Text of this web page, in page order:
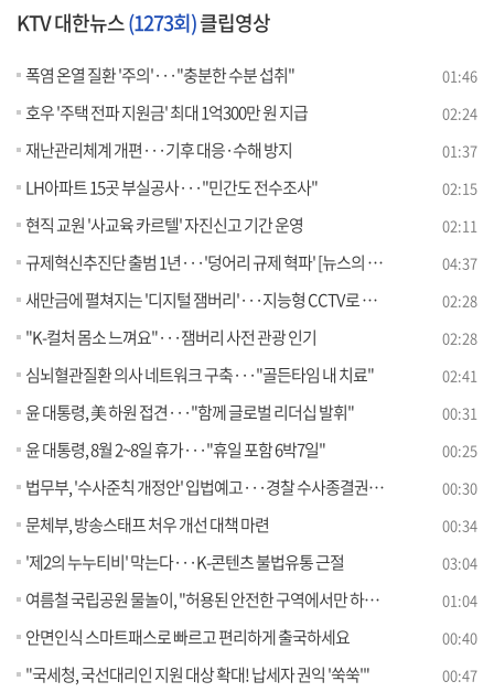
KTV 대한뉴스(1273회)클립영상
폭염 온열 질환 '주의'···"충분한 수분 섭취" 01:46
호우 '주택 전파 지원금' 최대 1억300만 원 지급 02:24
재난관리체계 개편···기후 대응·수해 방지 01:37
LH아파트 15곳 부실공사···"민간도 전수조사" 02:15
현직 교원 '사교육 카르텔' 자진신고 기간 운영 02:11
규제혁신추진단 출범 1년···'덩어리 규제 혁파' [뉴스의 맥] 04:37
새만금에 펼쳐지는 '디지털 잼버리'···지능형 CCTV로 안전 향상 [정책현장+] 02:28
"K-컬처 몸소 느껴요"···잼버리 사전 관광 인기 02:28
심뇌혈관질환 의사 네트워크 구축···"골든타임 내 치료" 02:41
윤 대통령, 美 하원 접견···"함께 글로벌 리더십 발휘" 00:31
윤 대통령, 8월 2~8일 휴가···"휴일 포함 6박7일" 00:25
법무부, '수사준칙 개정안' 입법예고···경찰 수사종결권 축소 00:30
문체부, 방송스태프 처우 개선 대책 마련 00:34
'제2의 누누티비' 막는다···K-콘텐츠 불법유통 근절 03:04
여름철 국립공원 물놀이, "허용된 안전한 구역에서만 하세요" 01:04
안면인식 스마트패스로 빠르고 편리하게 출국하세요 00:40
"국세청, 국선대리인 지원 대상 확대! 납세자 권익 '쑥쑥'" 00:47